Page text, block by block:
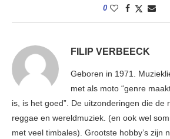
0
FILIP VERBEECK
Geboren in 1971.
met als moto “genre
is, is het goed”. De uitzonderingen die de
reggae en wereldmuziek. (en ook wel
met veel timbales). Grootste hobby’s zijn